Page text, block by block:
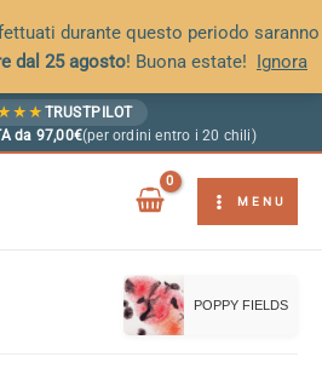
durante questo periodo saranno
dal 25 agosto! Buona estate! Ignora
★ ★ TRUSTPILOT
da 97,00€(per ordini entro i 20 chili)
MENU
POPPY FIELDS